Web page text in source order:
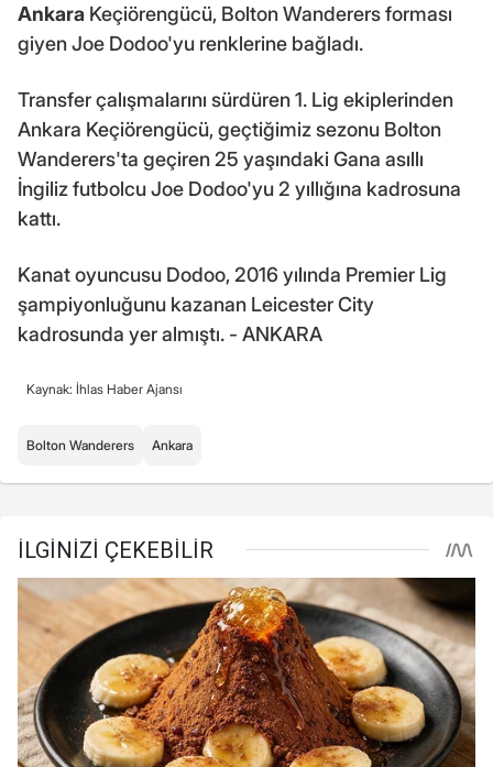
Ankara Keçiörengücü, Bolton Wanderers forması
giyen Joe Dodoo'yu renklerine bağladı.
Transfer çalışmalarını sürdüren 1. Lig ekiplerinden
Ankara Keçiörengücü, geçtiğimiz sezonu Bolton
Wanderers'ta geçiren 25 yaşındaki Gana asıllı
İngiliz futbolcu Joe Dodoo'yu 2 yıllığına kadrosuna
kattı.
Kanat oyuncusu Dodoo, 2016 yılında Premier Lig
şampiyonluğunu kazanan Leicester City
kadrosunda yer almıştı. - ANKARA
Kaynak: İhlas Haber Ajansı
Bolton Wanderers Ankara